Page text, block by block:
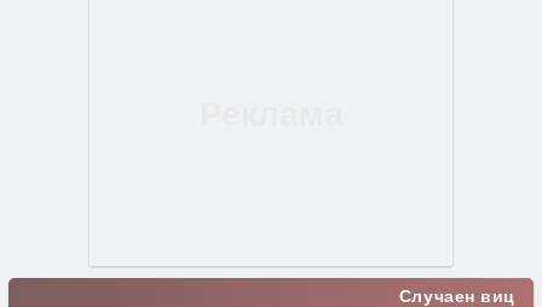
Случаен виц